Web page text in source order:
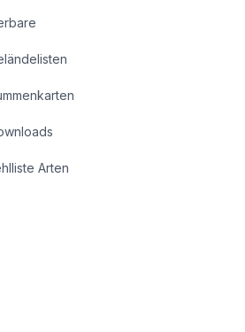
Arten